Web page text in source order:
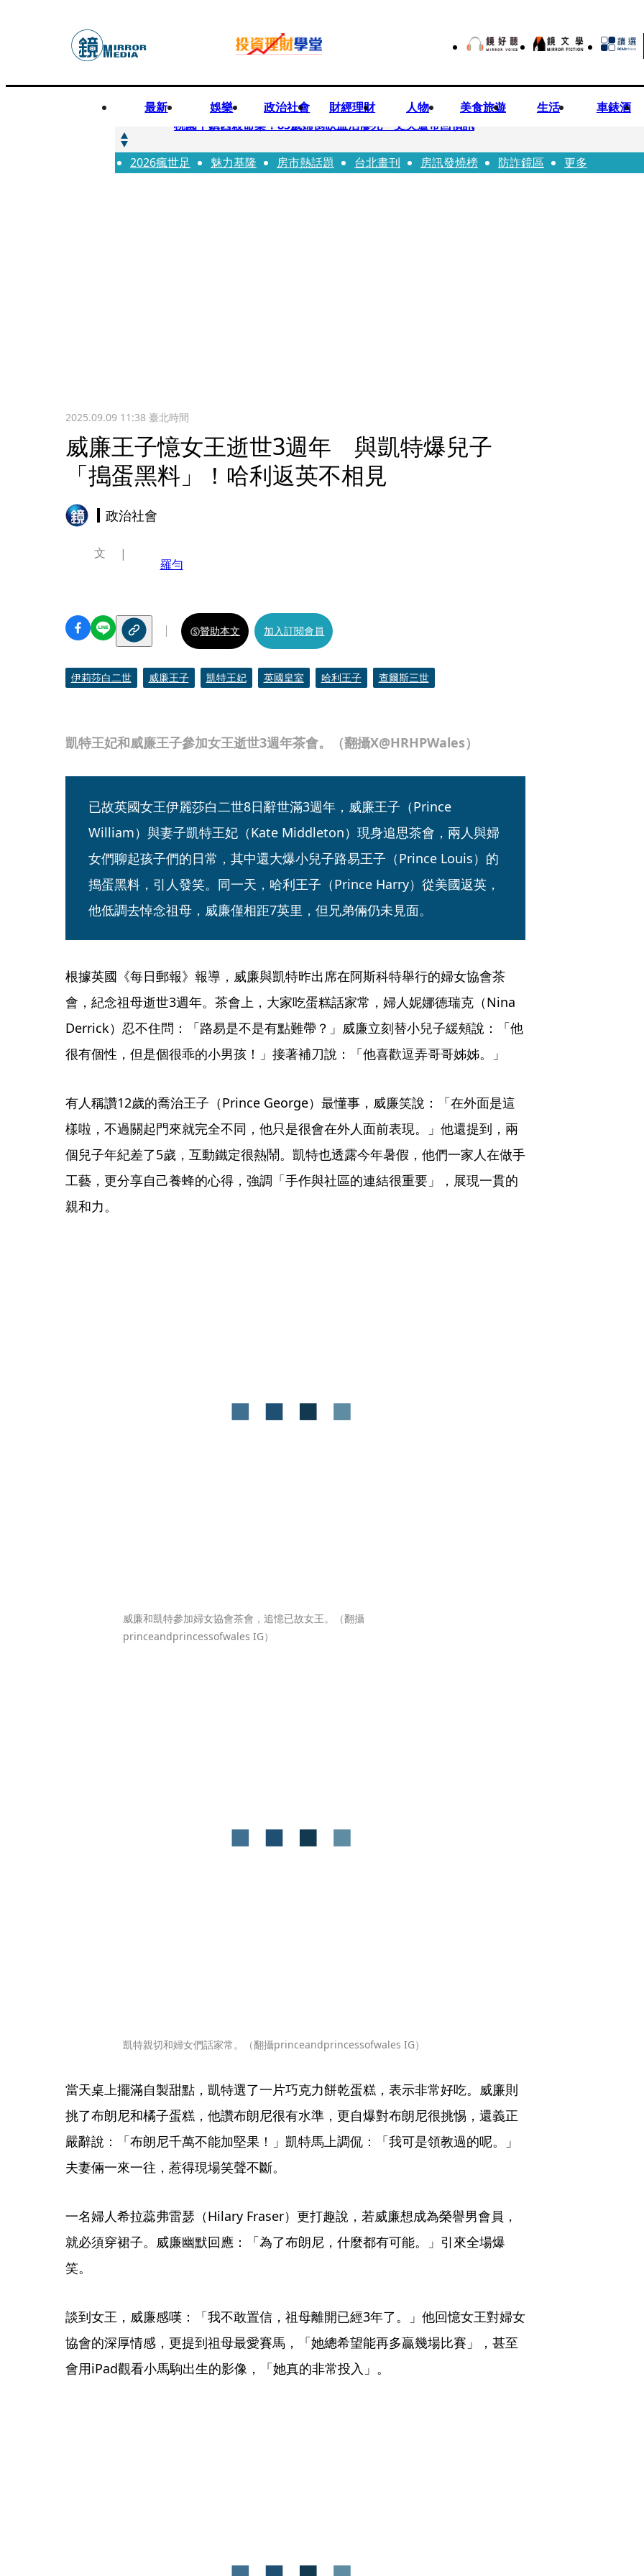
最新 娛樂 政治社會 財經理財 人物 美食旅遊 生活 車錶酒
快訊
桃園平鎮凶殺命案！85歲婦倒臥血泊慘死 丈夫遭帶回偵訊
快訊
狠詐慈濟10.6億！神鬼律師陳昱瑄「親接機BNT抵台」 同框陳時中、張淑芬畫面曝光
2026瘋世足 魅力基隆 房市熱話題 台北畫刊 房訊發燒榜 防詐鏡區 更多
2025.09.09 11:38臺北時間
威廉王子憶女王逝世3週年 與凱特爆兒子
「搗蛋黑料」！哈利返英不相見
政治社會
凱特王妃和威廉王子參加女王逝世3週年茶會。（翻攝X@HRHPWales）
文
羅勻
贊助本文 加入訂閱會員
伊莉莎白二世 威廉王子 凱特王妃 英國皇室 哈利王子 查爾斯三世
已故英國女王伊麗莎白二世8日辭世滿3週年，威廉王子（Prince
William）與妻子凱特王妃（Kate Middleton）現身追思茶會，兩人與婦
女們聊起孩子們的日常，其中還大爆小兒子路易王子（Prince Louis）的
搗蛋黑料，引人發笑。同一天，哈利王子（Prince Harry）從美國返英，
他低調去悼念祖母，威廉僅相距7英里，但兄弟倆仍未見面。
根據英國《每日郵報》報導，威廉與凱特昨出席在阿斯科特舉行的婦女協會茶
會，紀念祖母逝世3週年。茶會上，大家吃蛋糕話家常，婦人妮娜德瑞克（Nina
Derrick）忍不住問：「路易是不是有點難帶？」威廉立刻替小兒子緩頰說：「他
很有個性，但是個很乖的小男孩！」接著補刀說：「他喜歡逗弄哥哥姊姊。」
有人稱讚12歲的喬治王子（Prince George）最懂事，威廉笑說：「在外面是這
樣啦，不過關起門來就完全不同，他只是很會在外人面前表現。」他還提到，兩
個兒子年紀差了5歲，互動鐵定很熱鬧。凱特也透露今年暑假，他們一家人在做手
工藝，更分享自己養蜂的心得，強調「手作與社區的連結很重要」，展現一貫的
親和力。
威廉和凱特參加婦女協會茶會，追憶已故女王。（翻攝
princeandprincessofwales IG）
凱特親切和婦女們話家常。（翻攝princeandprincessofwales IG）
當天桌上擺滿自製甜點，凱特選了一片巧克力餅乾蛋糕，表示非常好吃。威廉則
挑了布朗尼和橘子蛋糕，他讚布朗尼很有水準，更自爆對布朗尼很挑惕，還義正
嚴辭說：「布朗尼千萬不能加堅果！」凱特馬上調侃：「我可是領教過的呢。」
夫妻倆一來一往，惹得現場笑聲不斷。
一名婦人希拉蕊弗雷瑟（Hilary Fraser）更打趣說，若威廉想成為榮譽男會員，
就必須穿裙子。威廉幽默回應：「為了布朗尼，什麼都有可能。」引來全場爆
笑。
談到女王，威廉感嘆：「我不敢置信，祖母離開已經3年了。」他回憶女王對婦女
協會的深厚情感，更提到祖母最愛賽馬，「她總希望能再多贏幾場比賽」，甚至
會用iPad觀看小馬駒出生的影像，「她真的非常投入」。